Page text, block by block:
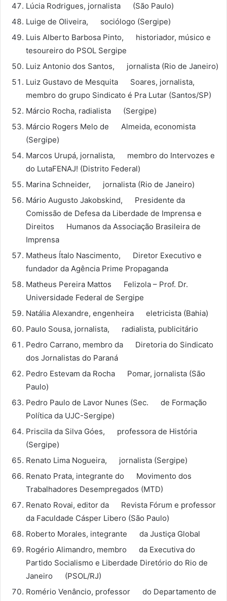
Lúcia Rodrigues, jornalista (São Paulo)
Luige de Oliveira, sociólogo (Sergipe)
Luis Alberto Barbosa Pinto, historiador, músico e
tesoureiro do PSOL Sergipe
Luiz Antonio dos Santos, jornalista (Rio de Janeiro)
Luiz Gustavo de Mesquita Soares, jornalista,
membro do grupo Sindicato é Pra Lutar (Santos/SP)
Márcio Rocha, radialista (Sergipe)
Márcio Rogers Melo de Almeida, economista
(Sergipe)
Marcos Urupá, jornalista, membro do Intervozes e
do LutaFENAJ! (Distrito Federal)
Marina Schneider, jornalista (Rio de Janeiro)
Mário Augusto Jakobskind, Presidente da
Comissão de Defesa da Liberdade de Imprensa e
Direitos Humanos da Associação Brasileira de
Imprensa
Matheus Ítalo Nascimento, Diretor Executivo e
fundador da Agência Prime Propaganda
Matheus Pereira Mattos Felizola – Prof. Dr.
Universidade Federal de Sergipe
Natália Alexandre, engenheira eletricista (Bahia)
Paulo Sousa, jornalista, radialista, publicitário
Pedro Carrano, membro da Diretoria do Sindicato
dos Jornalistas do Paraná
Pedro Estevam da Rocha Pomar, jornalista (São
Paulo)
Pedro Paulo de Lavor Nunes (Sec. de Formação
Política da UJC-Sergipe)
Priscila da Silva Góes, professora de História
(Sergipe)
Renato Lima Nogueira, jornalista (Sergipe)
Renato Prata, integrante do Movimento dos
Trabalhadores Desempregados (MTD)
Renato Rovai, editor da Revista Fórum e professor
da Faculdade Cásper Libero (São Paulo)
Roberto Morales, integrante da Justiça Global
Rogério Alimandro, membro da Executiva do
Partido Socialismo e Liberdade Diretório do Rio de
Janeiro (PSOL/RJ)
Romério Venâncio, professor do Departamento de